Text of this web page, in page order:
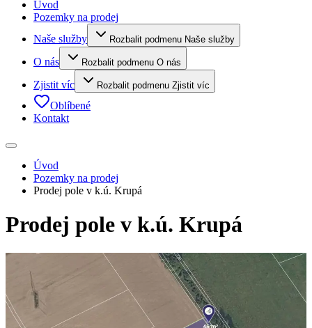
Úvod
Pozemky na prodej
Naše služby
Rozbalit podmenu Naše služby
O nás Rozbalit podmenu O nás
Zjistit víc Rozbalit podmenu Zjistit víc
Oblíbené
Kontakt
Úvod
Pozemky na prodej
Prodej pole v k.ú. Krupá
Prodej pole v k.ú. Krupá